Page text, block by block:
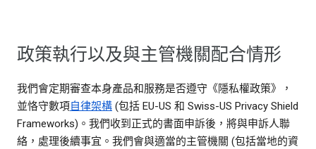
政策執行以及與主管機關配合情形
我們會定期審查本身產品和服務是否遵守《隱私權政策》，
並恪守數項自律架構 (包括 EU-US 和 Swiss-US Privacy Shield
Frameworks)。我們收到正式的書面申訴後，將與申訴人聯
絡，處理後續事宜。我們會與適當的主管機關 (包括當地的資